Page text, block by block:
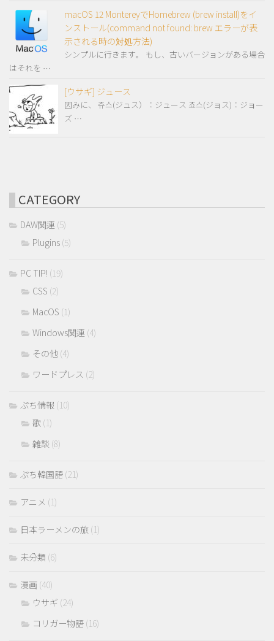
macOS 12 MontereyでHomebrew (brew install)をイ
ンストール(command not found: brew エラーが表
示される時の対処方法)
シンプルに行きます。 もし、古いバージョンがある場合
はそれを …
[ウサギ] ジュース
因みに、 쥬스(ジュス）：ジュース 죠스(ジョス)：ジョー
ズ …
CATEGORY
DAW関連 (5)
Plugins (5)
PC TIP! (19)
CSS (2)
MacOS (1)
Windows関連 (4)
その他 (4)
ワードプレス (2)
ぷち情報 (10)
歌 (1)
雑談 (8)
ぷち韓国語 (21)
アニメ (1)
日本ラーメンの旅 (1)
未分類 (6)
漫画 (40)
ウサギ (24)
コリガー物語 (16)